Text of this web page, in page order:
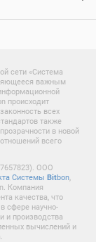
сети «Система
важным
происходит
всех
также
в новой
всего
ООО
Системы Bitbon
Компания
качества, что
сфере научно-
и производства
вычислений и